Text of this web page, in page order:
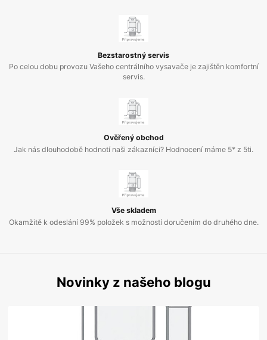
Bezstarostný servis
Po celou dobu provozu Vašeho centrálního vysavače je zajištěn komfortní
servis.
Ověřený obchod
Jak nás dlouhodobě hodnotí naši zákazníci? Hodnocení máme 5* z 5ti.
Vše skladem
Okamžitě k odeslání 99% položek s možností doručením do druhého dne.
Novinky z našeho blogu